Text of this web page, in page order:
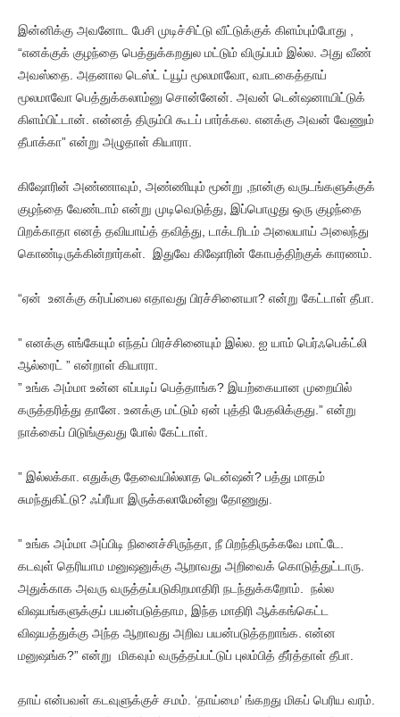
இன்னிக்கு அவனோட பேசி முடிச்சிட்டு வீட்டுக்குக் கிளம்பும்போது ,
“எனக்குக் குழந்தை பெத்துக்கறதுல மட்டும் விருப்பம் இல்ல. அது வீண்
அவஸ்தை. அதனால டெஸ்ட் ட்யூப் மூலமாவோ, வாடகைத்தாய்
மூலமாவோ பெத்துக்கலாம்னு சொன்னேன். அவன் டென்ஷனாயிட்டுக்
கிளம்பிட்டான். என்னத் திரும்பி கூடப் பார்க்கல. எனக்கு அவன் வேணும்
தீபாக்கா” என்று அழுதாள் கியாரா.
கிஷோரின் அண்ணாவும், அண்ணியும் மூன்று ,நான்கு வருடங்களுக்குக்
குழந்தை வேண்டாம் என்று முடிவெடுத்து, இப்பொழுது ஒரு குழந்தை
பிறக்காதா எனத் தவியாய்த் தவித்து, டாக்டரிடம் அலையாய் அலைந்து
கொண்டிருக்கின்றார்கள். இதுவே கிஷோரின் கோபத்திற்குக் காரணம்.
“ஏன் உனக்கு கர்பப்பைல எதாவது பிரச்சினையா? என்று கேட்டாள் தீபா.
” எனக்கு எங்கேயும் எந்தப் பிரச்சினையும் இல்ல. ஐ யாம் பெர்ஃபெக்ட்லி
ஆல்ரைட் ” என்றாள் கியாரா.
” உங்க அம்மா உன்ன எப்படிப் பெத்தாங்க? இயற்கையான முறையில்
கருத்தரித்து தானே. உனக்கு மட்டும் ஏன் புத்தி பேதலிக்குது.” என்று
நாக்கைப் பிடுங்குவது போல் கேட்டாள்.
” இல்லக்கா. எதுக்கு தேவையில்லாத டென்ஷன்? பத்து மாதம்
சுமந்துகிட்டு? ஃப்ரீயா இருக்கலாமேன்னு தோணுது.
” உங்க அம்மா அப்பிடி நினைச்சிருந்தா, நீ பிறந்திருக்கவே மாட்டே.
கடவுள் தெரியாம மனுஷனுக்கு ஆறாவது அறிவைக் கொடுத்துட்டாரு.
அதுக்காக அவரு வருத்தப்படுகிறமாதிரி நடந்துக்கறோம். நல்ல
விஷயங்களுக்குப் பயன்படுத்தாம, இந்த மாதிரி ஆக்கங்கெட்ட
விஷயத்துக்கு அந்த ஆறாவது அறிவ பயன்படுத்தறாங்க. என்ன
மனுஷங்க?” என்று மிகவும் வருத்தப்பட்டுப் புலம்பித் தீர்த்தாள் தீபா.
தாய் என்பவள் கடவுளுக்குச் சமம். ‘தாய்மை’ ங்கறது மிகப் பெரிய வரம்.